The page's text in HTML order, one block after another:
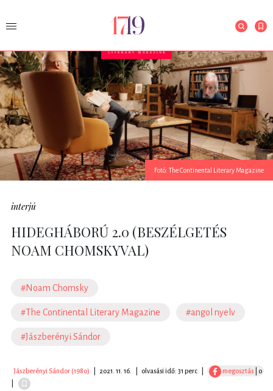
Fotó: The Continental Literary Magazine
interjú
HIDEGHÁBORÚ 2.0 (BESZÉLGETÉS
NOAM CHOMSKYVAL)
#Noam Chomsky
#The Continental Literary Magazine #angol nyelv
#Jászberényi Sándor
Jászberényi Sándor (1980) 2021. 11. 16. olvasási idő: 31 perc megosztás | 0